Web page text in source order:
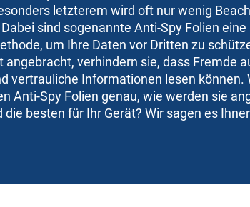
letzterem wird oft nur wenig
sind sogenannte Anti-Spy Folien
um Ihre Daten vor Dritten zu
angebracht, verhindern sie, dass Fremde
vertrauliche Informationen lesen können.
Anti-Spy Folien genau, wie werden sie
die besten für Ihr Gerät? Wir sagen es